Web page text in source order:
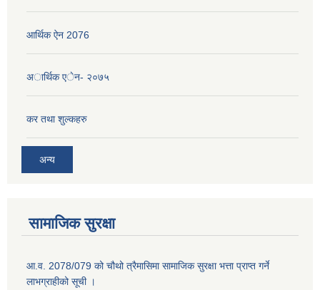
आर्थिक ऐन 2076
अार्थिक एेन- २०७५
कर तथा शुल्कहरु
अन्य
सामाजिक सुरक्षा
आ.व. 2078/079 को चौथो त्रैमासिमा सामाजिक सुरक्षा भत्ता प्राप्त गर्ने
लाभग्राहीको सूची ।